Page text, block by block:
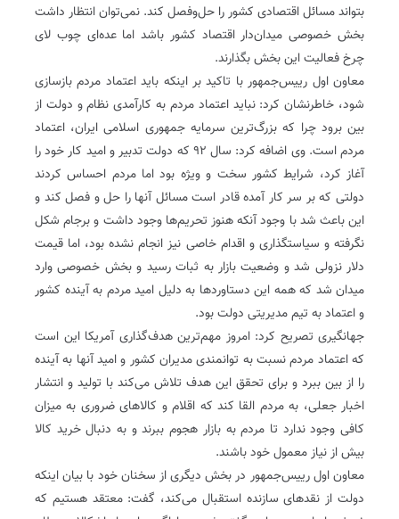
بتواند مسائل اقتصادی کشور را حل‌وفصل کند. نمی‌توان انتظار داشت
بخش خصوصی میدان‌دار اقتصاد کشور باشد اما عده‌ای چوب لای
چرخ فعالیت این بخش بگذارند.
معاون اول رییس‌جمهور با تاکید بر اینکه باید اعتماد مردم بازسازی
شود، خاطرنشان کرد: نباید اعتماد مردم به کارآمدی نظام و دولت از
بین برود چرا که بزرگ‌ترین سرمایه جمهوری اسلامی ایران، اعتماد
مردم است. وی اضافه کرد: سال ۹۲ که دولت تدبیر و امید کار خود را
آغاز کرد، شرایط کشور سخت و ویژه بود اما مردم احساس کردند
دولتی که بر سر کار آمده قادر است مسائل آنها را حل و فصل کند و
این باعث شد با وجود آنکه هنوز تحریم‌ها وجود داشت و برجام شکل
نگرفته و سیاستگذاری و اقدام خاصی نیز انجام نشده بود، اما قیمت
دلار نزولی شد و وضعیت بازار به ثبات رسید و بخش خصوصی وارد
میدان شد که همه این دستاوردها به دلیل امید مردم به آینده کشور
و اعتماد به تیم مدیریتی دولت بود.
جهانگیری تصریح کرد: امروز مهم‌ترین هدف‌گذاری آمریکا این است
که اعتماد مردم نسبت به توانمندی مدیران کشور و امید آنها به آینده
را از بین ببرد و برای تحقق این هدف تلاش می‌کند با تولید و انتشار
اخبار جعلی،‌ به مردم القا کند که اقلام و کالاهای ضروری به میزان
کافی وجود ندارد تا مردم به بازار هجوم ببرند و به دنبال خرید کالا
بیش از نیاز معمول خود باشند.
معاون اول رییس‌جمهور در بخش دیگری از سخنان خود با بیان اینکه
دولت از نقدهای سازنده استقبال می‌کند، گفت: معتقد هستیم که